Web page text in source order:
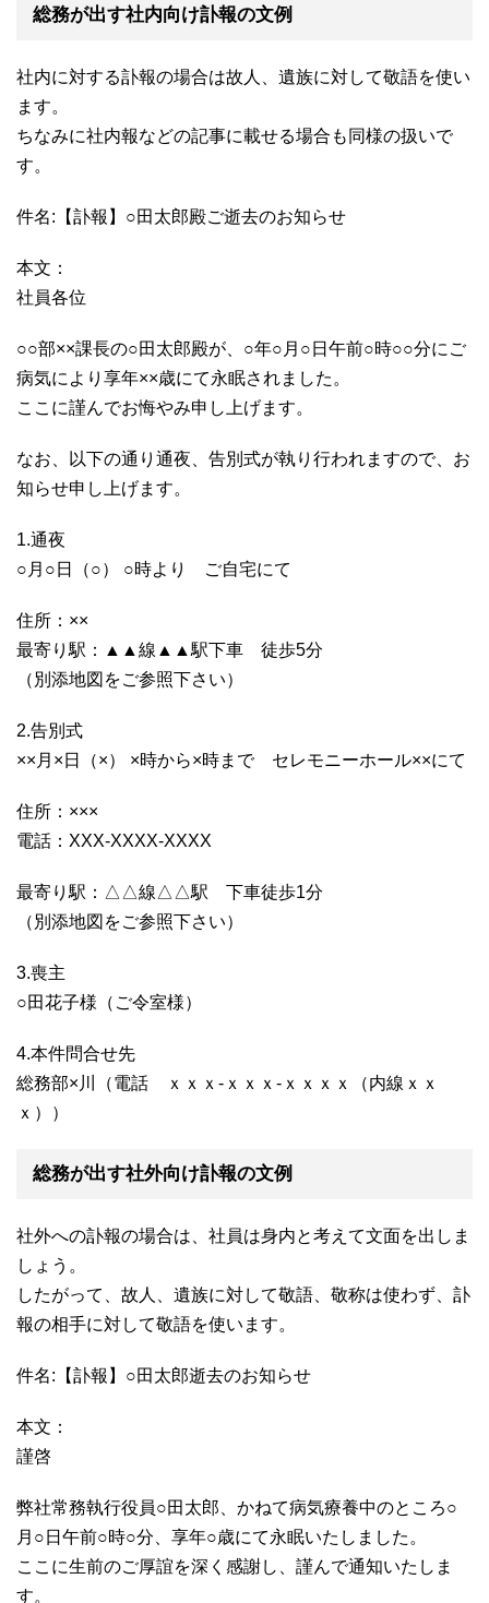
総務が出す社内向け訃報の文例
社内に対する訃報の場合は故人、遺族に対して敬語を使い
ます。
ちなみに社内報などの記事に載せる場合も同様の扱いで
す。
件名:【訃報】○田太郎殿ご逝去のお知らせ
本文：
社員各位
○○部××課長の○田太郎殿が、○年○月○日午前○時○○分にご
病気により享年××歳にて永眠されました。
ここに謹んでお悔やみ申し上げます。
なお、以下の通り通夜、告別式が執り行われますので、お
知らせ申し上げます。
1.通夜
○月○日（○） ○時より ご自宅にて
住所：××
最寄り駅：▲▲線▲▲駅下車 徒歩5分
（別添地図をご参照下さい）
2.告別式
××月×日（×） ×時から×時まで セレモニーホール××にて
住所：×××
電話：XXX-XXXX-XXXX
最寄り駅：△△線△△駅 下車徒歩1分
（別添地図をご参照下さい）
3.喪主
○田花子様（ご令室様）
4.本件問合せ先
総務部×川（電話 ｘｘｘ-ｘｘｘ-ｘｘｘｘ（内線ｘｘ
ｘ））
総務が出す社外向け訃報の文例
社外への訃報の場合は、社員は身内と考えて文面を出しま
しょう。
したがって、故人、遺族に対して敬語、敬称は使わず、訃
報の相手に対して敬語を使います。
件名:【訃報】○田太郎逝去のお知らせ
本文：
謹啓
弊社常務執行役員○田太郎、かねて病気療養中のところ○
月○日午前○時○分、享年○歳にて永眠いたしました。
ここに生前のご厚誼を深く感謝し、謹んで通知いたしま
す。